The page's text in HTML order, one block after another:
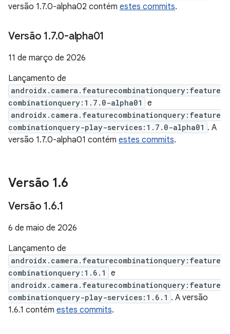
versão 1.7.0-alpha02 contém estes commits.
Versão 1.7.0-alpha01
11 de março de 2026
Lançamento de
androidx.camera.featurecombinationquery:feature
combinationquery:1.7.0-alpha01
e
androidx.camera.featurecombinationquery:feature
combinationquery-play-services:1.7.0-alpha01 . A
versão 1.7.0-alpha01 contém estes commits.
Versão 1.6
Versão 1.6.1
6 de maio de 2026
Lançamento de
androidx.camera.featurecombinationquery:feature
combinationquery:1.6.1
e
androidx.camera.featurecombinationquery:feature
combinationquery-play-services:1.6.1 . A versão
1.6.1 contém estes commits.